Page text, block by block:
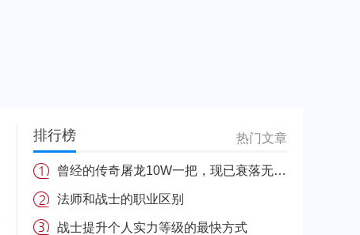
排行榜 热门文章
曾经的传奇屠龙10W一把，现已衰落无人问起。
法师和战士的职业区别
战士提升个人实力等级的最快方式